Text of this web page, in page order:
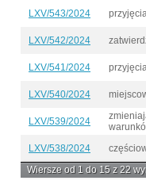
LXV/543/2024
LXV/542/2024
LXV/541/2024
LXV/540/2024
LXV/539/2024
LXV/538/2024
Wiersze od 1 do 15 z 22